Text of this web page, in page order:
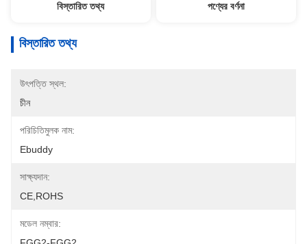
বিস্তারিত তথ্য পণ্যের বর্ণনা
বিস্তারিত তথ্য
উৎপত্তি স্থল:
চীন
পরিচিতিমুলক নাম:
Ebuddy
সাক্ষ্যদান:
CE,ROHS
মডেল নম্বার: